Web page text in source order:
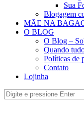
Sua
Blogagem
MÃE NA
O BLOG
O Blog –
Quando
Políticas de
Contato
Lojinha